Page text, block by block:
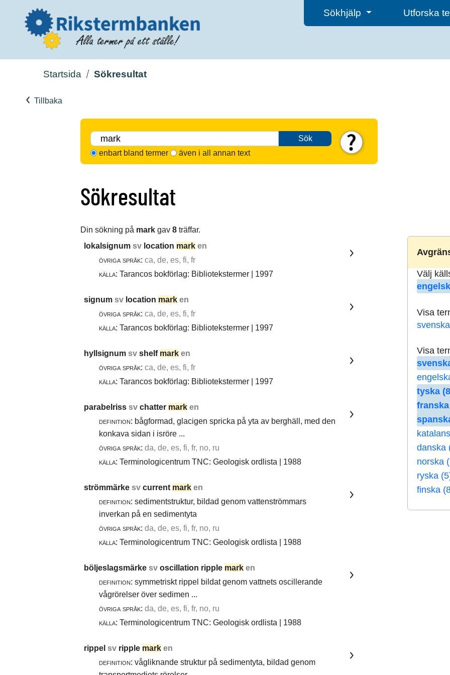
Sökhjälp Utforska
Startsida Sökresultat
Tillbaka
Sök
enbart bland termer
även i all annan text
Sökresultat
Din sökning på mark gav 8 träffar.
Välj
Visa
Visa
tyska
franska
danska
norska
ryska
finska
lokalsignum sv location mark en
övriga språk: ca, de, es, fi, fr
källa: Tarancos bokförlag: Bibliotekstermer | 1997
signum sv location mark en
övriga språk: ca, de, es, fi, fr
källa: Tarancos bokförlag: Bibliotekstermer | 1997
hyllsignum sv shelf mark en
övriga språk: ca, de, es, fi, fr
källa: Tarancos bokförlag: Bibliotekstermer | 1997
parabelriss sv chatter mark en
definition: bågformad, glacigen spricka på yta av berghäll, med den
konkava sidan i isröre ...
övriga språk: da, de, es, fi, fr, no, ru
källa: Terminologicentrum TNC: Geologisk ordlista | 1988
strömmärke sv current mark en
definition: sedimentstruktur, bildad genom vattenströmmars
inverkan på en sedimentyta
övriga språk: da, de, es, fi, fr, no, ru
källa: Terminologicentrum TNC: Geologisk ordlista | 1988
böljeslagsmärke sv oscillation ripple mark en
definition: symmetriskt rippel bildat genom vattnets oscillerande
vågrörelser över sedimen ...
övriga språk: da, de, es, fi, fr, no, ru
källa: Terminologicentrum TNC: Geologisk ordlista | 1988
rippel sv ripple mark en
definition: vågliknande struktur på sedimentyta, bildad genom